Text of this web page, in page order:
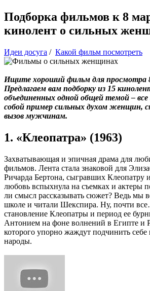
Подборка фильмов к 8
кинолент о сильных
Идеи досуга / Какой фильм посмотреть
Ищите хороший фильм для просмотра
Предлагаем вам подборку из 15
объединенных одной общей темой –
собой пример сильных духом женщин,
вызов мужчинам.
1. «Клеопатра» (1963)
Захватывающая и эпичная драма для
фильмов. Лента стала знаковой для
Ричарда Бертона, сыгравших
любовь вспыхнула на съемках и актеры
ли смысл рассказывать сюжет? Ведь мы
школе и читали Шекспира. Ну, почти
становление Клеопатры и период ее
Антонием на фоне волнений в Египте и
которого упорно жаждут подчинить себе
народы.